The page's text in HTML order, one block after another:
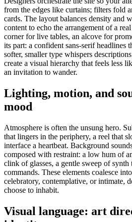
from the edges like curtains; filters fold
cards. The layout balances density and
content to echo the arrangement of a
corner for live tables, an alcove for
its part: a confident sans-serif headlines
softer, smaller type whispers
create a visual hierarchy that feels less
an invitation to wander.
Lighting, motion, and
mood
Atmosphere is often the unsung hero.
that lingers in the periphery, a reel that
interface a heartbeat. Background
composed with restraint: a low hum of
clink of glasses, a gentle sweep of synth
commands. These elements coalesce
celebratory, contemplative, or intimate,
choose to inhabit.
Visual language: art